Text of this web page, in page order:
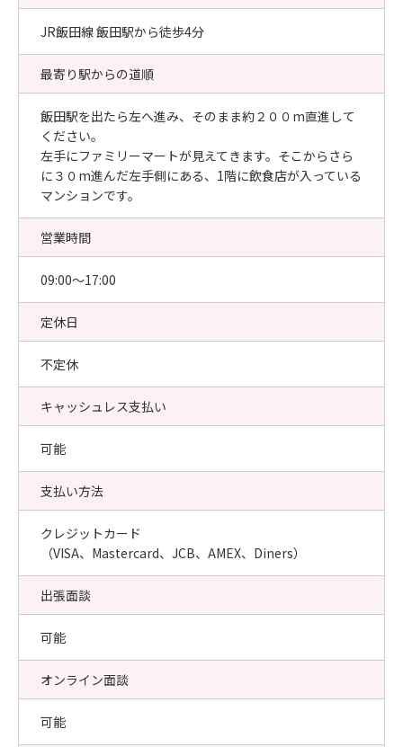
JR飯田線 飯田駅から徒歩4分
最寄り駅からの道順
飯田駅を出たら左へ進み、そのまま約２００m直進して
ください。
左手にファミリーマートが見えてきます。そこからさら
に３０m進んだ左手側にある、1階に飲食店が入っている
マンションです。
営業時間
09:00〜17:00
定休日
不定休
キャッシュレス支払い
可能
支払い方法
クレジットカード
（VISA、Mastercard、JCB、AMEX、Diners）
出張面談
可能
オンライン面談
可能